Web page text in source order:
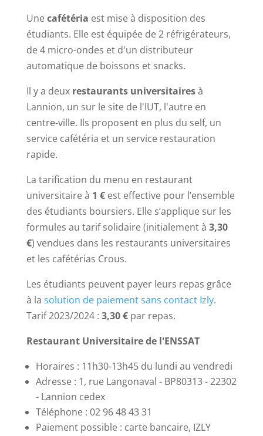
Unecafétéria est mise à disposition des
étudiants. Elle est équipée de 2 réfrigérateurs,
de 4 micro-ondes et d'un distributeur
automatique de boissons et snacks.
Il y a deux restaurants universitairesà
Lannion, un sur le site de l'IUT, l'autre en
centre-ville. Ils proposent en plus du self, un
service cafétéria et un service restauration
rapide.
La tarification du menu en restaurant
universitaire à 1 €est effective pour l’ensemble
des étudiants boursiers. Elle s’applique sur les
formules au tarif solidaire (initialement à 3,30
€) vendues dans les restaurants universitaires
et les cafétérias Crous.
Les étudiants peuvent payer leurs repas grâce
à la solution de paiement sans contact Izly.
Tarif 2023/2024 : 3,30 €par repas.
Restaurant Universitaire de l'ENSSAT
Horaires : 11h30-13h45 du lundi au vendredi
Adresse : 1, rue Langonaval - BP80313 - 22302
- Lannion cedex
Téléphone : 02 96 48 43 31
Paiement possible : carte bancaire, IZLY